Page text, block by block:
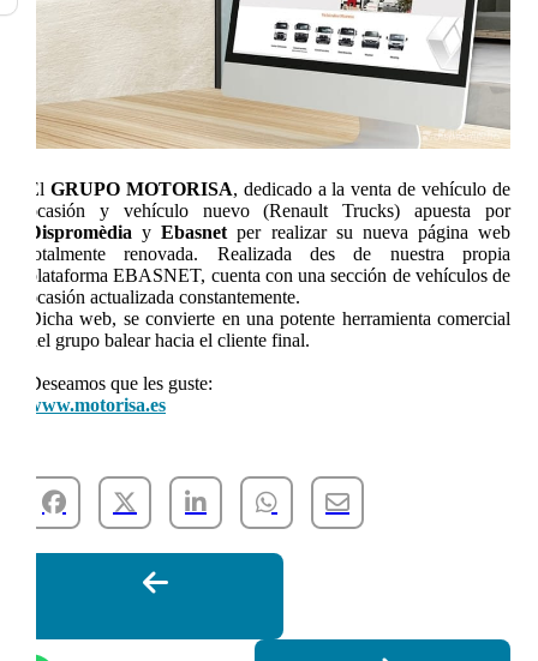
El GRUPO MOTORISA, dedicado a la venta de vehículo de
ocasión y vehículo nuevo (Renault Trucks) apuesta por
Dispromèdia yEbasnetper realizar su nueva página web
totalmente renovada. Realizada des de nuestra propia
plataforma EBASNET, cuenta con una sección de vehículos de
ocasión actualizada constantemente.
Dicha web, se convierte en una potente herramienta comercial
del grupo balear hacia el cliente final.
Deseamos que les guste:
www.motorisa.es